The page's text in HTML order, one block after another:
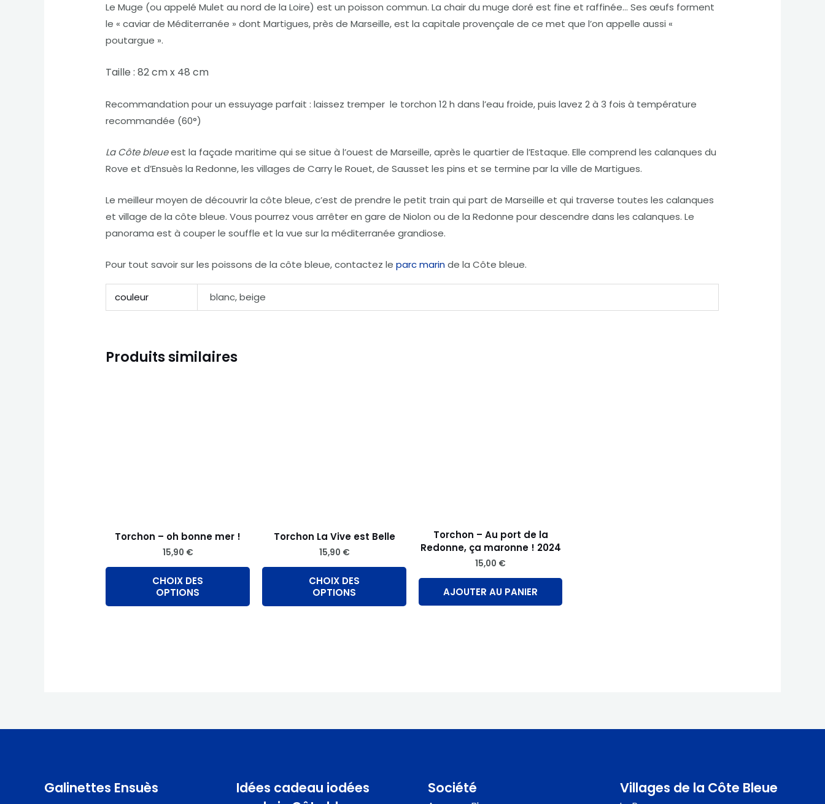
Le Muge (ou appelé Mulet au nord de la Loire) est un poisson commun. La chair du muge doré est fine et raffinée… Ses œufs forment
le « caviar de Méditerranée » dont Martigues, près de Marseille, est la capitale provençale de ce met que l’on appelle aussi «
poutargue ».
Taille : 82 cm x 48 cm
Recommandation pour un essuyage parfait : laissez tremper le torchon 12 h dans l’eau froide, puis lavez 2 à 3 fois à température
recommandée (60°)
La Côte bleueest la façade maritime qui se situe à l’ouest de Marseille, après le quartier de l’Estaque. Elle comprend les calanques du
Rove et d’Ensuès la Redonne, les villages de Carry le Rouet, de Sausset les pins et se termine par la ville de Martigues.
Le meilleur moyen de découvrir la côte bleue, c’est de prendre le petit train qui part de Marseille et qui traverse toutes les calanques
et village de la côte bleue. Vous pourrez vous arrêter en gare de Niolon ou de la Redonne pour descendre dans les calanques. Le
panorama est à couper le souffle et la vue sur la méditerranée grandiose.
Pour tout savoir sur les poissons de la côte bleue, contactez leparc marinde la Côte bleue.
couleur blanc, beige
Produits similaires
Torchon – oh bonne mer !
15,90 €
CHOIX DES
OPTIONS
choisies
la
Torchon La Vive est Belle
15,90 €
CHOIX DES
OPTIONS
choisies
la
page
Torchon – Au port de la
Redonne, ça maronne ! 2024
15,00 €
AJOUTER AU PANIER
Galinettes Ensuès
Idées cadeau iodées
Société Villages de la Côte Bleue